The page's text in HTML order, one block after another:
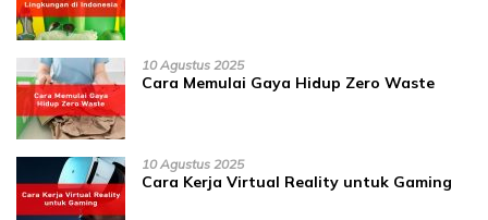
10 Agustus 2025
Cara Memulai Gaya Hidup Zero Waste
10 Agustus 2025
Cara Kerja Virtual Reality untuk Gaming